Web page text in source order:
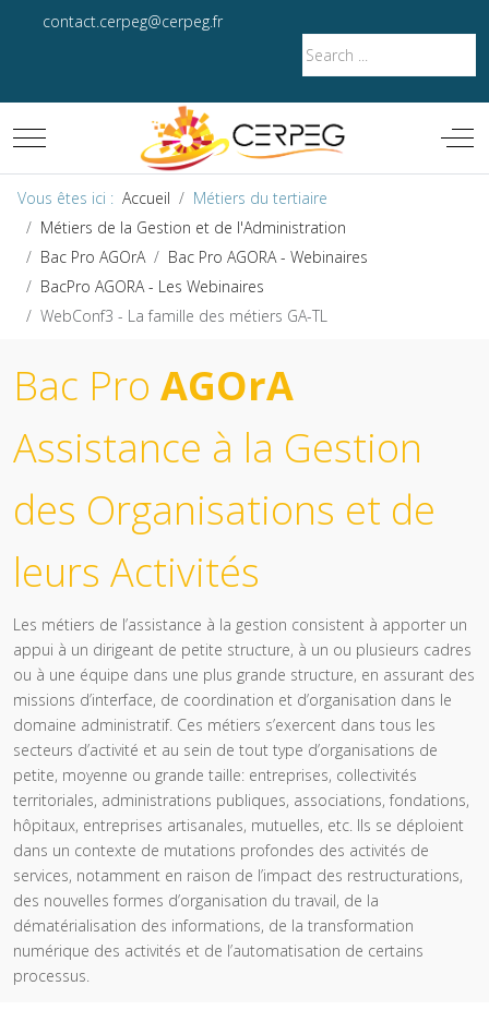
contact.cerpeg@cerpeg.fr
Mobile Menu Toggle Off-
Vous êtes ici : Accueil
Métiers du tertiaire
Métiers de la Gestion et de l'Administration
Bac Pro AGOrA
Bac Pro AGORA - Webinaires
BacPro AGORA - Les Webinaires
WebConf3 - La famille des métiers GA-TL
Bac Pro AGOrA
Assistance à la Gestion
des Organisations et de
leurs Activités
Les métiers de l’assistance à la gestion consistent à apporter un
appui à un dirigeant de petite structure, à un ou plusieurs cadres
ou à une équipe dans une plus grande structure, en assurant des
missions d’interface, de coordination et d’organisation dans le
domaine administratif. Ces métiers s’exercent dans tous les
secteurs d’activité et au sein de tout type d’organisations de
petite, moyenne ou grande taille: entreprises, collectivités
territoriales, administrations publiques, associations, fondations,
hôpitaux, entreprises artisanales, mutuelles, etc. Ils se déploient
dans un contexte de mutations profondes des activités de
services, notamment en raison de l’impact des restructurations,
des nouvelles formes d’organisation du travail, de la
dématérialisation des informations, de la transformation
numérique des activités et de l’automatisation de certains
processus.